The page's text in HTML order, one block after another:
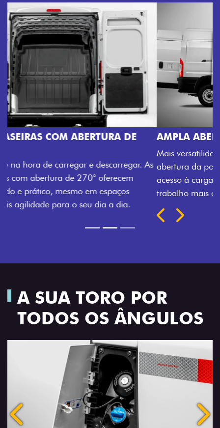
AMPLA ABERTURA DA PORTA LATERAL
Mais versatilidade para o seu carregamento. A ampla
abertura da porta lateral do Novo Ducato facilita o
acesso à carga, otimizando tempo e tornando o
trabalho mais eficiente, onde quer que você esteja.
Previous
Próximo
TRANSFORMAÇÃO HOMOLOGADA
A SUA TORO POR
TODOS OS ÂNGULOS
Anterior